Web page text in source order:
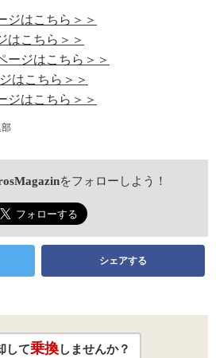
ジはこちら＞＞
はこちら＞＞
ージはこちら＞＞
はこちら＞＞
ジはこちら＞＞
をフォローしよう！
シェアする
して乗換しませんか？